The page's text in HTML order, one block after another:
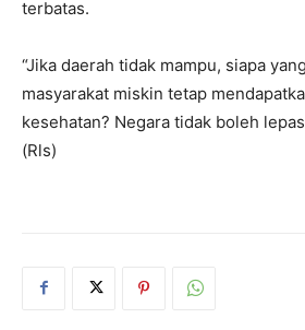
terbatas.
“Jika daerah tidak mampu, siapa
masyarakat miskin tetap
kesehatan? Negara tidak boleh
(Rls)